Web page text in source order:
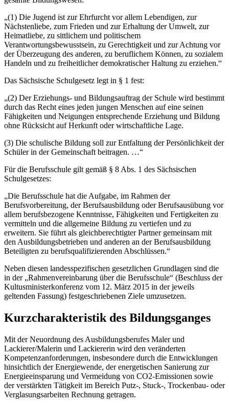
„(1) Die Jugend ist zur Ehrfurcht vor allem Lebendigen, zur
Nächstenliebe, zum Frieden und zur Erhaltung der Umwelt, zur
Heimatliebe, zu sittlichem und politischem
Verantwortungsbewusstsein, zu Gerechtigkeit und zur Achtung vor
der Überzeugung des anderen, zu beruflichem Können, zu sozialem
Handeln und zu freiheitlicher demokratischer Haltung zu erziehen.“
Das Sächsische Schulgesetz legt in § 1 fest:
„(2) Der Erziehungs- und Bildungsauftrag der Schule wird bestimmt
durch das Recht eines jeden jungen Menschen auf eine seinen
Fähigkeiten und Neigungen entsprechende Erziehung und Bildung
ohne Rücksicht auf Herkunft oder wirtschaftliche Lage.
(3) Die schulische Bildung soll zur Entfaltung der Persönlichkeit der
Schüler in der Gemeinschaft beitragen. …“
Für die Berufsschule gilt gemäß § 8 Abs. 1 des Sächsischen
Schulgesetzes:
„Die Berufsschule hat die Aufgabe, im Rahmen der
Berufsvorbereitung, der Berufsausbildung oder Berufsausübung vor
allem berufsbezogene Kenntnisse, Fähigkeiten und Fertigkeiten zu
vermitteln und die allgemeine Bildung zu vertiefen und zu
erweitern. Sie führt als gleichberechtigter Partner gemeinsam mit
den Ausbildungsbetrieben und anderen an der Berufsausbildung
Beteiligten zu berufsqualifizierenden Abschlüssen.“
Neben diesen landesspezifischen gesetzlichen Grundlagen sind die
in der „Rahmenvereinbarung über die Berufsschule“ (Beschluss der
Kultusministerkonferenz vom 12. März 2015 in der jeweils
geltenden Fassung) festgeschriebenen Ziele umzusetzen.
Kurzcharakteristik des Bildungsganges
Mit der Neuordnung des Ausbildungsberufes Maler und
Lackierer/Malerin und Lackiererin wird den veränderten
Kompetenzanforderungen, insbesondere durch die Entwicklungen
hinsichtlich der Energiewende, der energetischen Sanierung zur
Energieeinsparung und Vermeidung von CO2-Emissionen sowie
der verstärkten Tätigkeit im Bereich Putz-, Stuck-, Trockenbau- oder
Verglasungsarbeiten Rechnung getragen.